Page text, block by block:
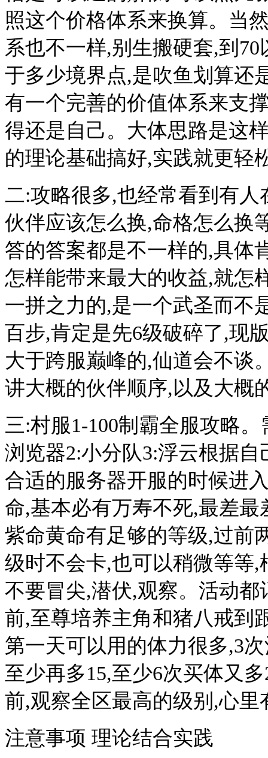
照这个价格体系来换算。当
系也不一样,别生搬硬套,到
于多少境界点,是吹鱼划算还
有一个完善的价值体系来支
得还是自己。大体思路是这
的理论基础搞好,实践就更轻
二:攻略很多,也经常看到有
伙伴应该怎么换,命格怎么换
答的答案都是不一样的,具体
怎样能带来最大的收益,就怎
一拼之力的,是一个武圣而不
百步,肯定是先6级破碎了,现
大于跨服巅峰的,仙道会不谈
讲大概的伙伴顺序,以及大概
三:村服1-100制霸全服攻略
浏览器2:小分队3:浮云根据
合适的服务器开服的时候进
命,基本必有万寿不死,最差
紫命黄命有足够的等级,过前
级时不会卡,也可以稍微等等
不要冒尖,潜伏,观察。活动
前,至尊培养主角和猪八戒到
第一天可以用的体力很多,3
至少再多15,至少6次买体又
前,观察全区最高的级别,心
注意事项 理论结合实践